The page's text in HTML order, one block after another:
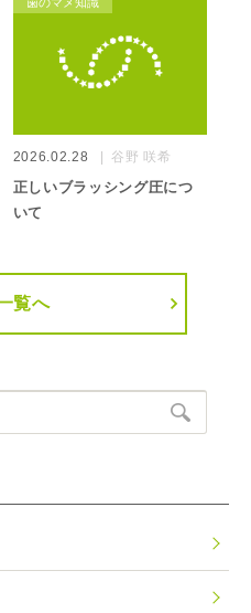
2026.02.28 谷野 咲希
正しいブラッシング圧につ
いて
覧へ